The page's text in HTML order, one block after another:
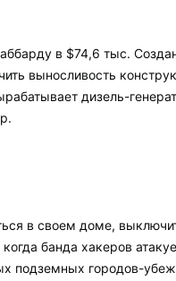
в $74,6 тыс.
выносливость
дизель-
в своем доме,
банда хакеров
подземных городов-